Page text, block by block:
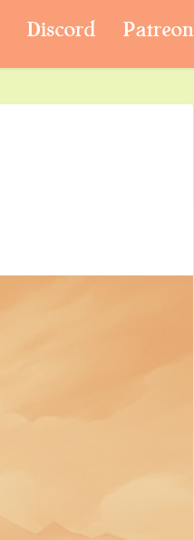
Discord Patreon